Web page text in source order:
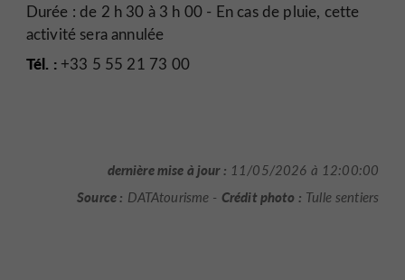
Durée : de 2 h 30 à 3 h 00 - En cas de pluie, cette
activité sera annulée
Tél. :+33 5 55 21 73 00
dernière mise à jour : 11/05/2026 à 12:00:00
Source : DATAtourisme - Crédit photo : Tulle sentiers